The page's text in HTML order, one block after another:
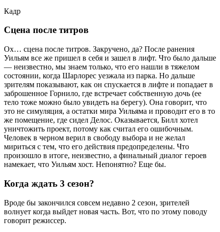
Кадр
Сцена после титров
Ох… сцена после титров. Закручено, да? После ранения
Уильям все же пришел в себя и зашел в лифт. Что было дальше
— неизвестно, мы знаем только, что его нашли в тяжелом
состоянии, когда Шарлорес уезжала из парка. Но дальше
зрителям показывают, как он спускается в лифте и попадает в
заброшенное Горнило, где встречает собственную дочь (ее
тело тоже можно было увидеть на берегу). Она говорит, что
это не симуляция, а остатки мира Уильяма и проводит его в то
же помещение, где сидел Делос. Оказывается, Билл хотел
уничтожить проект, потому как считал его ошибочным.
Человек в черном верил в свободу выбора и не желал
мириться с тем, что его действия предопределены. Что
произошло в итоге, неизвестно, а финальный диалог героев
намекает, что Уильям хост. Непонятно? Еще бы.
Когда ждать 3 сезон?
Вроде бы закончился совсем недавно 2 сезон, зрителей
волнует когда выйдет новая часть. Вот, что по этому поводу
говорит режиссер.